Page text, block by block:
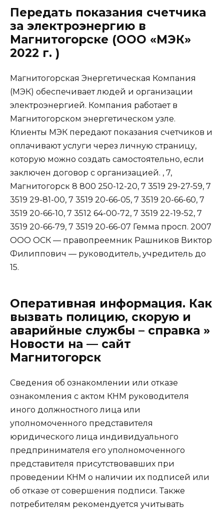
Передать показания счетчика
за электроэнергию в
Магнитогорске (ООО «МЭК»
2022 г. )
Магнитогорская Энергетическая Компания
(МЭК) обеспечивает людей и организации
электроэнергией. Компания работает в
Магнитогорском энергетическом узле.
Клиенты МЭК передают показания счетчиков и
оплачивают услуги через личную страницу,
которую можно создать самостоятельно, если
заключен договор с организацией. , 7,
Магнитогорск 8 800 250-12-20, 7 3519 29-27-59, 7
3519 29-81-00, 7 3519 20-66-05, 7 3519 20-66-60, 7
3519 20-66-10, 7 3512 64-00-72, 7 3519 22-19-52, 7
3519 20-66-79, 7 3519 20-66-07 Гемма просп. 2007
ООО ОСК — правопреемник Рашников Виктор
Филиппович — руководитель, учредитель до
15.
Оперативная информация. Как
вызвать полицию, скорую и
аварийные службы – справка »
Новости на — сайт
Магнитогорск
Сведения об ознакомлении или отказе
ознакомления с актом КНМ руководителя
иного должностного лица или
уполномоченного представителя
юридического лица индивидуального
предпринимателя его уполномоченного
представителя присутствовавших при
проведении КНМ о наличии их подписей или
об отказе от совершения подписи. Также
потребителям рекомендуется учитывать